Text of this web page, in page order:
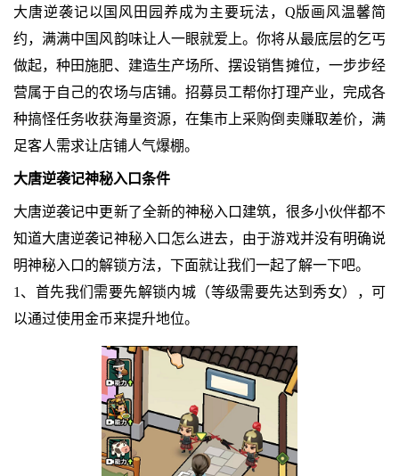
大唐逆袭记以国风田园养成为主要玩法，Q版画风温馨简
约，满满中国风韵味让人一眼就爱上。你将从最底层的乞丐
做起，种田施肥、建造生产场所、摆设销售摊位，一步步经
营属于自己的农场与店铺。招募员工帮你打理产业，完成各
种搞怪任务收获海量资源，在集市上采购倒卖赚取差价，满
足客人需求让店铺人气爆棚。
大唐逆袭记神秘入口条件
大唐逆袭记中更新了全新的神秘入口建筑，很多小伙伴都不
知道大唐逆袭记神秘入口怎么进去，由于游戏并没有明确说
明神秘入口的解锁方法，下面就让我们一起了解一下吧。
1、首先我们需要先解锁内城（等级需要先达到秀女），可
以通过使用金币来提升地位。